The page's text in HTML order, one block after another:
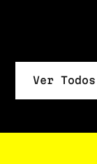
Diseño Industrial
Ver Todos